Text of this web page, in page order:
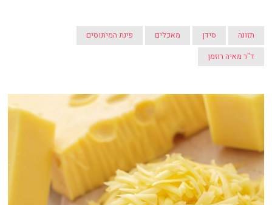
תזונה סידן מאכלים
פינת המיתוסים
ד"ר מאיה רוזמן